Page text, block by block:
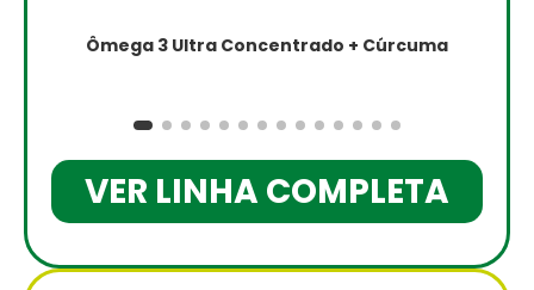
Ômega 3 Ultra Concentrado + Cúrcuma
VER LINHA COMPLETA